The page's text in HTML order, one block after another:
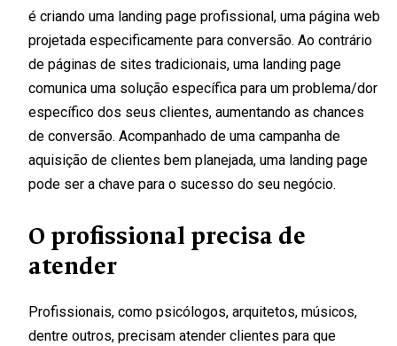
é criando uma landing page profissional, uma página web
projetada especificamente para conversão. Ao contrário
de páginas de sites tradicionais, uma landing page
comunica uma solução específica para um problema/dor
específico dos seus clientes, aumentando as chances
de conversão. Acompanhado de uma campanha de
aquisição de clientes bem planejada, uma landing page
pode ser a chave para o sucesso do seu negócio.
O profissional precisa de
atender
Profissionais, como psicólogos, arquitetos, músicos,
dentre outros, precisam atender clientes para que